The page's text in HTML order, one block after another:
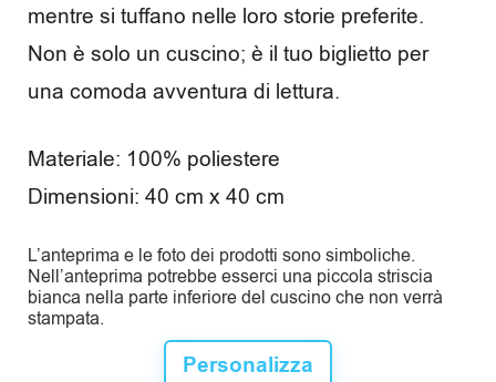
mentre si tuffano nelle loro storie preferite.
Non è solo un cuscino; è il tuo biglietto per
una comoda avventura di lettura.
Materiale: 100% poliestere
Dimensioni: 40 cm x 40 cm
L’anteprima e le foto dei prodotti sono simboliche.
Nell’anteprima potrebbe esserci una piccola striscia
bianca nella parte inferiore del cuscino che non verrà
stampata.
Personalizza